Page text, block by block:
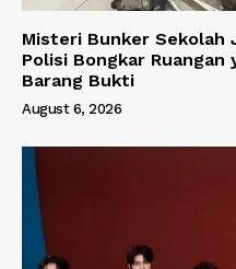
Misteri Bunker Sekolah
Polisi Bongkar Ruangan
Barang Bukti
August 6, 2026